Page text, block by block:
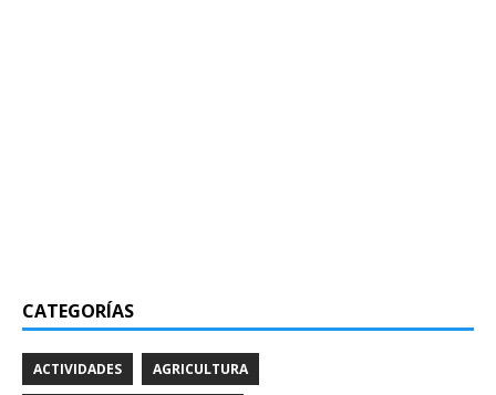
CATEGORÍAS
ACTIVIDADES AGRICULTURA